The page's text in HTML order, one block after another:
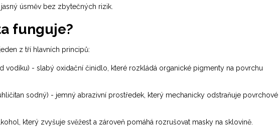
úsměv bez zbytečných rizik.
funguje?
z tří hlavních principů:
vodíku) - slabý oxidační činidlo, které rozkládá organické pigmenty na povrchu
sodný) - jemný abrazivní prostředek, který mechanicky odstraňuje povrchové
který zvyšuje svěžest a zároveň pomáhá rozrušovat masky na sklovině.